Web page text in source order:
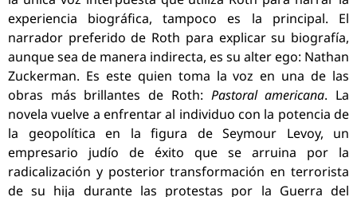
experiencia biográfica, tampoco es la principal. El
narrador preferido de Roth para explicar su biografía,
aunque sea de manera indirecta, es su alter ego: Nathan
Zuckerman. Es este quien toma la voz en una de las
obras más brillantes de Roth: Pastoral americana. La
novela vuelve a enfrentar al individuo con la potencia de
la geopolítica en la figura de Seymour Levoy, un
empresario judío de éxito que se arruina por la
radicalización y posterior transformación en terrorista
de su hija durante las protestas por la Guerra del